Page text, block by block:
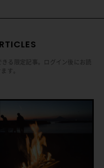
る限定記事。ログイン後にお読
す。